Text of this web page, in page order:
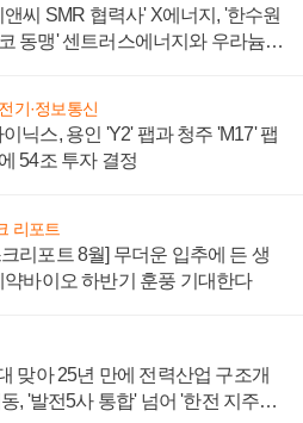
앤씨 SMR 협력사' X에너지, '한수원
동맹' 센트러스에너지와 우라늄
기·정보통신
닉스, 용인 'Y2' 팹과 청주 'M17' 팹
54조 투자 결정
리포트
리포트 8월] 무더운 입추에 든 생
약바이오 하반기 훈풍 기대한다
맞아 25년 만에 전력산업 구조개
, '발전5사 통합' 넘어 '한전 지주사'